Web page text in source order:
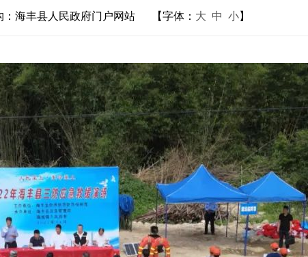
：海丰县人民政府门户网站 【字体： 大 中 小】